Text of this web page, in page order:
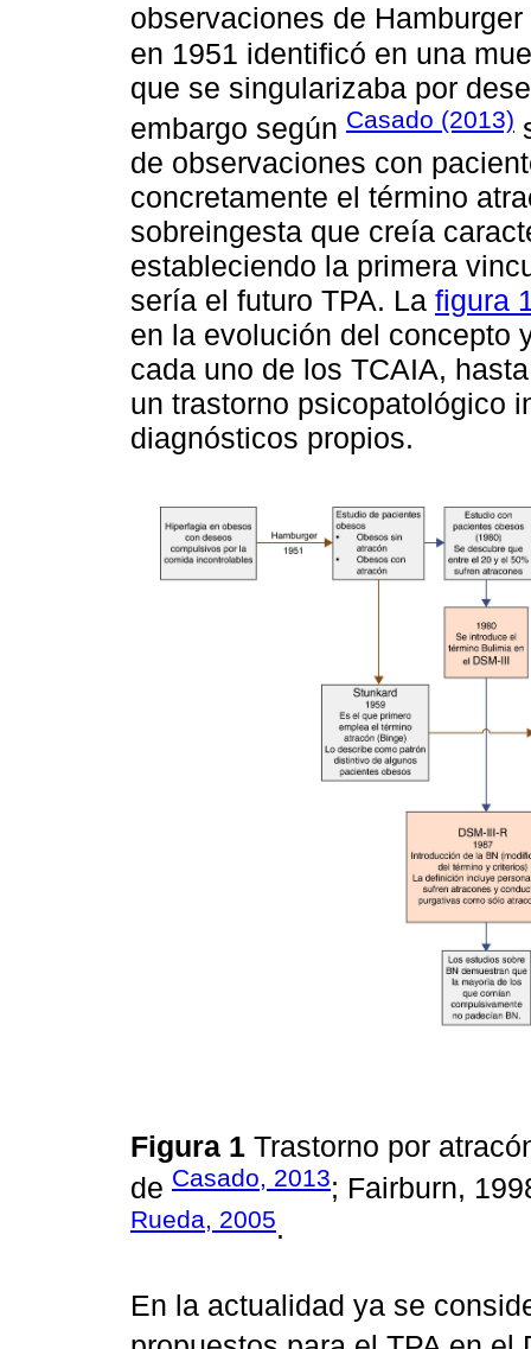
observaciones de
en 1951 identificó en una
que se singularizaba por
embargo según Casado (2013)
de observaciones con
concretamente el término
sobreingesta que creía
estableciendo la primera
sería el futuro TPA. La figura
en la evolución del concepto
cada uno de los TCAIA,
un trastorno psicopatológico
diagnósticos propios.
Figura 1 Trastorno por
de Casado, 2013; Fairburn,
Rueda, 2005.
En la actualidad ya se